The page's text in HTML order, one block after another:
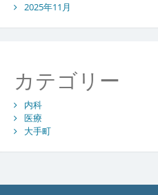
2025年11月
カテゴリー
内科
医療
大手町